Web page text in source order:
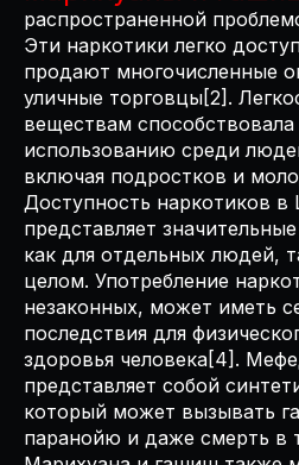
распространенной
Эти наркотики легко
продают многочисленные
уличные торговцы[2].
веществам
использованию среди
включая подростков и
Доступность наркотиков в
представляет
как для отдельных людей,
целом. Употребление
незаконных, может иметь
последствия для
здоровья человека[4].
представляет собой
который может вызывать
паранойю и даже смерть в